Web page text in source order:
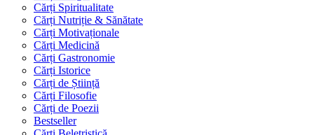
Cărți Spiritualitate
Cărți Nutriție & Sănătate
Cărți Motivaționale
Cărți Medicină
Cărți Gastronomie
Cărți Istorice
Cărți de Știință
Cărți Filosofie
Cărți de Poezii
Bestseller